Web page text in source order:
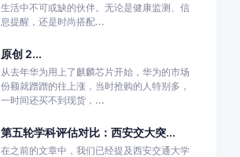
生活中不可或缺的伙伴。无论是健康监测、信
息提醒，还是时尚搭配...
原创 2...
从去年华为用上了麒麟芯片开始，华为的市场
份额就蹭蹭的往上涨，当时抢购的人特别多，
一时间还买不到现货，...
第五轮学科评估对比：西安交大突...
在之前的文章中，我们已经提及西安交通大学